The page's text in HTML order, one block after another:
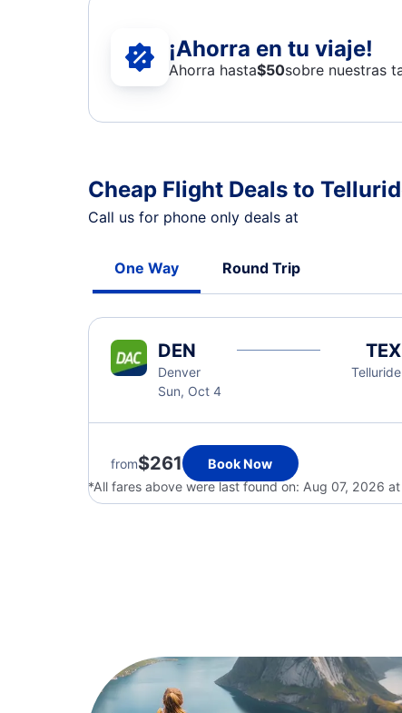
¡Ahorra en tu viaje!
Ahorra hasta$50sobre nuestras
Cheap Flight Deals to
Call us for phone only deals at
One Way Round Trip
DEN
Denver
Sun, Oct 4
TEX
Telluride
from$261 Book Now
*All fares above were last found on: Aug 07, 2026